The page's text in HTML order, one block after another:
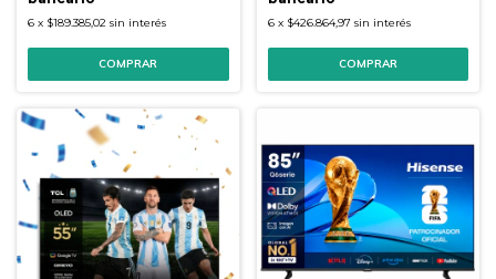
6 x $189.385,02 sin interés 6 x $426.864,97 sin interés
COMPRAR